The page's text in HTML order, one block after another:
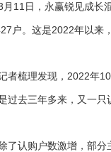
日，永赢锐见成长混
户。这是2022年以来
梳理发现，2022年10
过去三年多来，又一
认购户数激增，部分主